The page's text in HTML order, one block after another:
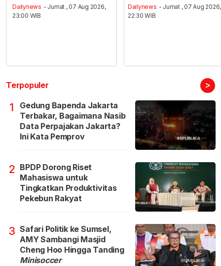
Dailynews - Jumat , 07 Aug 2026,
23:00 WIB
Dailynews - Jumat , 07 Aug 2026,
22:30 WIB
Terpopuler >
1
Gedung Bapenda Jakarta
Terbakar, Bagaimana Nasib
Data Perpajakan Jakarta?
Ini Kata Pemprov
2 BPDP Dorong Riset
Mahasiswa untuk
Tingkatkan Produktivitas
Pekebun Rakyat
3 Safari Politik ke Sumsel,
AMY Sambangi Masjid
Cheng Hoo Hingga Tanding
Minisoccer